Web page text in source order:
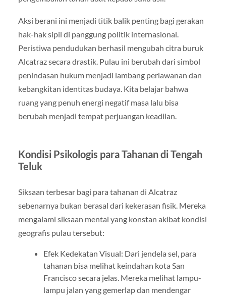
Aksi berani ini menjadi titik balik penting bagi gerakan
hak-hak sipil di panggung politik internasional.
Peristiwa pendudukan berhasil mengubah citra buruk
Alcatraz secara drastik. Pulau ini berubah dari simbol
penindasan hukum menjadi lambang perlawanan dan
kebangkitan identitas budaya. Kita belajar bahwa
ruang yang penuh energi negatif masa lalu bisa
berubah menjadi tempat perjuangan keadilan.
Kondisi Psikologis para Tahanan di Tengah
Teluk
Siksaan terbesar bagi para tahanan di Alcatraz
sebenarnya bukan berasal dari kekerasan fisik. Mereka
mengalami siksaan mental yang konstan akibat kondisi
geografis pulau tersebut:
Efek Kedekatan Visual: Dari jendela sel, para
tahanan bisa melihat keindahan kota San
Francisco secara jelas. Mereka melihat lampu-
lampu jalan yang gemerlap dan mendengar